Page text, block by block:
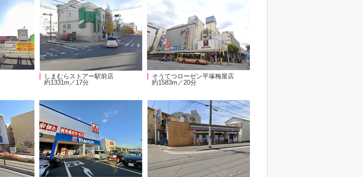
しまむらストアー駅前店
約1331m／17分
そうてつローゼン平塚梅屋店
約1583m／20分